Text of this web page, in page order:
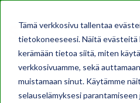
Tämä verkkosivu tallentaa
tietokoneeseesi. Näitä evästeitä
kerämään tietoa siitä, miten
verkkosivuamme, sekä
muistamaan sinut. Käytämme
selauselämyksesi parantamiseen